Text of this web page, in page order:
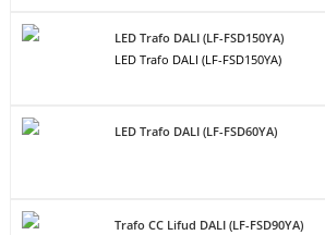
LED Trafo DALI (LF-FSD150YA)
LED Trafo DALI (LF-FSD150YA)
LED Trafo DALI (LF-FSD60YA)
Trafo CC Lifud DALI (LF-FSD90YA)